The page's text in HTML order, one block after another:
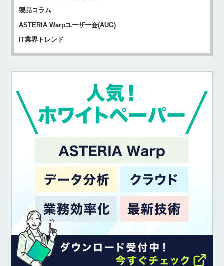
製品コラム
ASTERIA Warpユーザー会(AUG)
IT業界トレンド